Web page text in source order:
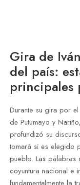
Gira de
del país:
principales
Durante su gira por
de Putumayo y
profundizó su
tomará si es elegido
pueblo. Las
coyuntura nacional e